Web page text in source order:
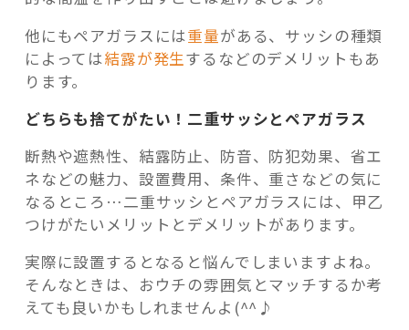
他にもペアガラスには重量がある、サッシの種類
によっては結露が発生するなどのデメリットもあ
ります。
どちらも捨てがたい！二重サッシとペアガラス
断熱や遮熱性、結露防止、防音、防犯効果、省エ
ネなどの魅力、設置費用、条件、重さなどの気に
なるところ…二重サッシとペアガラスには、甲乙
つけがたいメリットとデメリットがあります。
実際に設置するとなると悩んでしまいますよね。
そんなときは、おウチの雰囲気とマッチするか考
えても良いかもしれませんよ(^^♪